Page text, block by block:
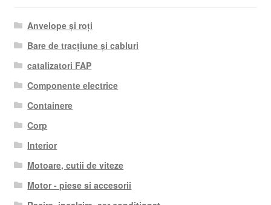
Anvelope și roți
Bare de tracțiune și cabluri
catalizatori FAP
Componente electrice
Containere
Corp
Interior
Motoare, cutii de viteze
Motor - piese si accesorii